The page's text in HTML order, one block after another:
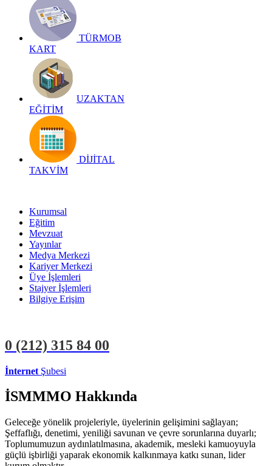
TÜRMOB
KART
UZAKTAN
EĞİTİM
DİJİTAL
TAKVİM
Kurumsal
Eğitim
Mevzuat
Yayınlar
Medya Merkezi
Kariyer Merkezi
Üye İşlemleri
Stajyer İşlemleri
Bilgiye Erişim
0 (212) 315 84 00
İnternet Şubesi
İSMMMO Hakkında
Geleceğe yönelik projeleriyle, üyelerinin gelişimini sağlayan;
Şeffaflığı, denetimi, yeniliği savunan ve çevre sorunlarına duyarlı;
Toplumumuzun aydınlatılmasına, akademik, mesleki kamuoyuyla
güçlü işbirliği yaparak ekonomik kalkınmaya katkı sunan, lider